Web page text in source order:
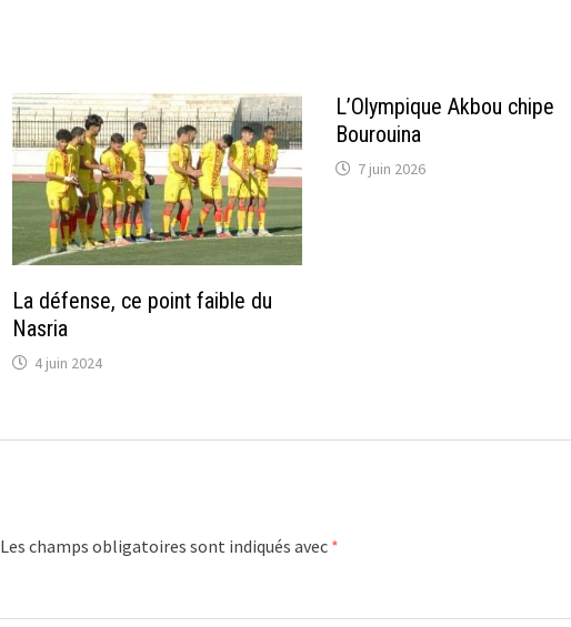
La défense, ce point faible du
Nasria
4 juin 2024
L’Olympique Akbou chipe
Bourouina
7 juin 2026
Les champs obligatoires sont indiqués avec *